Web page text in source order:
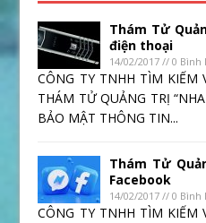
Thám Tử
điện thoại
14/02/2017 // 0 Bình
CÔNG TY TNHH TÌM KIẾM
THÁM TỬ QUẢNG TRỊ
BẢO MẬT THÔNG TIN...
Thám Tử
Facebook
14/02/2017 // 0 Bình
CÔNG TY TNHH TÌM KIẾM